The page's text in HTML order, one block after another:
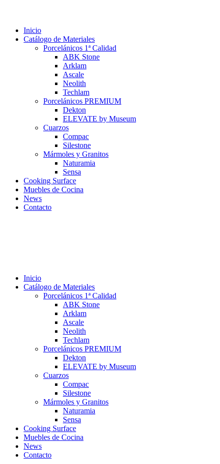
Inicio
Catálogo de Materiales
Porcelánicos 1ª Calidad
ABK Stone
Arklam
Ascale
Neolith
Techlam
Porcelánicos PREMIUM
Dekton
ELEVATE by Museum
Cuarzos
Compac
Silestone
Mármoles y Granitos
Naturamia
Sensa
Cooking Surface
Muebles de Cocina
News
Contacto
Inicio
Catálogo de Materiales
Porcelánicos 1ª Calidad
ABK Stone
Arklam
Ascale
Neolith
Techlam
Porcelánicos PREMIUM
Dekton
ELEVATE by Museum
Cuarzos
Compac
Silestone
Mármoles y Granitos
Naturamia
Sensa
Cooking Surface
Muebles de Cocina
News
Contacto